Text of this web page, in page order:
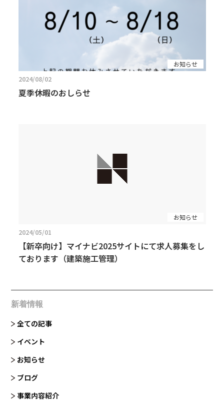
お知らせ
2024/08/02
夏季休暇のおしらせ
お知らせ
2024/05/01
【新卒向け】マイナビ2025サイトにて求人募集をし
ております（建築施工管理）
新着情報
全ての記事
イベント
お知らせ
ブログ
事業内容紹介